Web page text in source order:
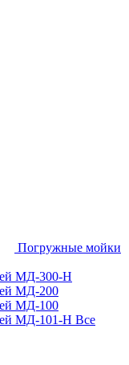
Погружные мойки
МД-300-H
МД-200
МД-100
МД-101-Н Все